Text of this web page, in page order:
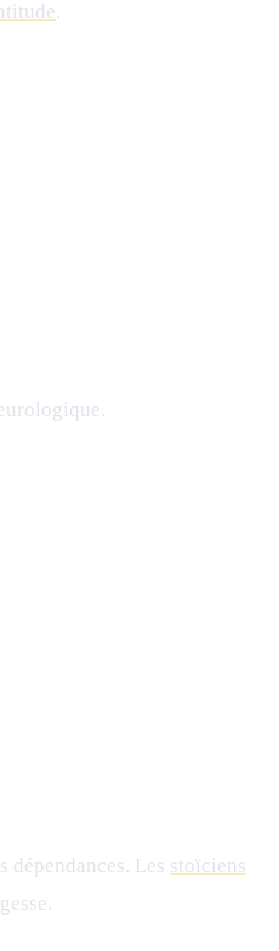
.
dépendances. Les stoïciens